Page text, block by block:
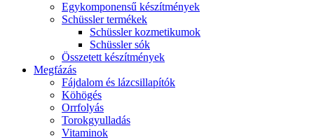
Egykomponensű készítmények
Schüssler termékek
Schüssler kozmetikumok
Schüssler sók
Összetett készítmények
Megfázás
Fájdalom és lázcsillapítók
Köhögés
Orrfolyás
Torokgyulladás
Vitaminok